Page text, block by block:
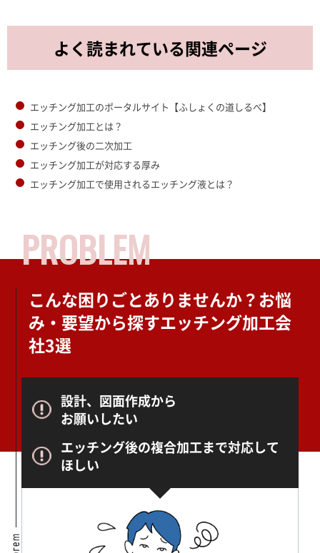
よく読まれている関連ページ
エッチング加工のポータルサイト【ふしょくの道しるべ】
エッチング加工とは？
エッチング後の二次加工
エッチング加工が対応する厚み
エッチング加工で使用されるエッチング液とは？
PROBLEM
こんな困りごとありませんか？ お悩
み・要望から探すエッチング加工会
社3選
設計、図面作成から
お願いしたい
エッチング後の複合加工まで対応して
ほしい